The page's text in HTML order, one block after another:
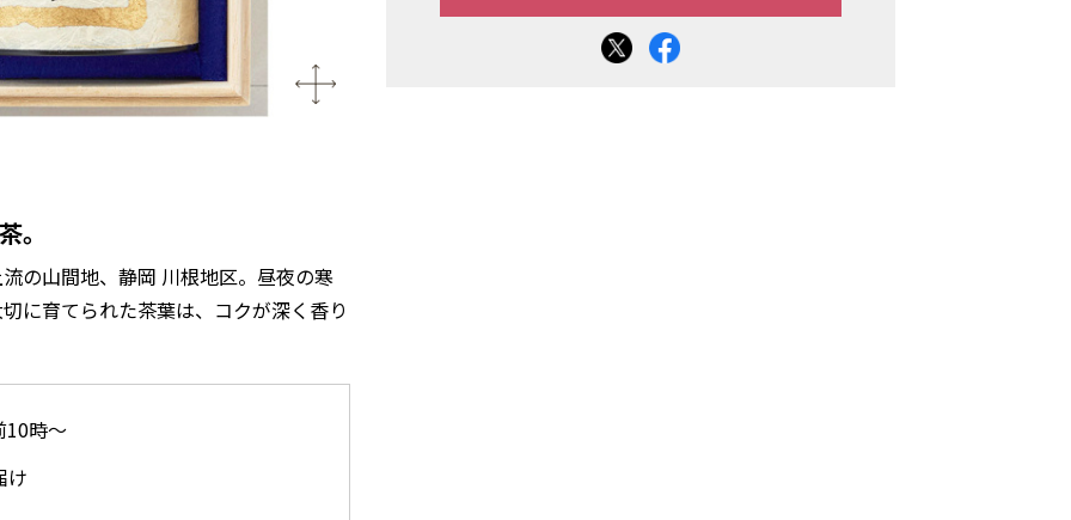
。
の山間地、静岡 川根地区。昼夜の寒
に育てられた茶葉は、コクが深く香り
10時～
け